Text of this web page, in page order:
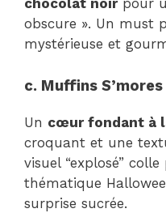
obscure ». Un must
mystérieuse et
c. Muffins S’mores
Un cœur fondant à
croquant et une
visuel “explosé”
thématique
surprise sucrée.